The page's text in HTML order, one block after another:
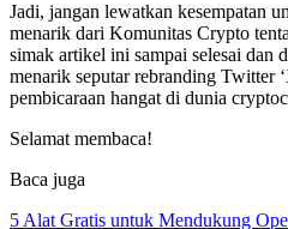
Jadi, jangan lewatkan kesempatan
menarik dari Komunitas Crypto
simak artikel ini sampai selesai dan
menarik seputar rebranding Twitter
pembicaraan hangat di dunia
Selamat membaca!
Baca juga
5 Alat Gratis untuk Mendukung